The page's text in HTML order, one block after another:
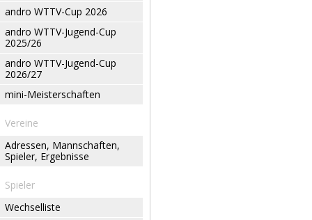
andro WTTV-Cup 2026
andro WTTV-Jugend-Cup
2025/26
andro WTTV-Jugend-Cup
2026/27
mini-Meisterschaften
Vereine
Adressen, Mannschaften,
Spieler, Ergebnisse
Spieler
Wechselliste